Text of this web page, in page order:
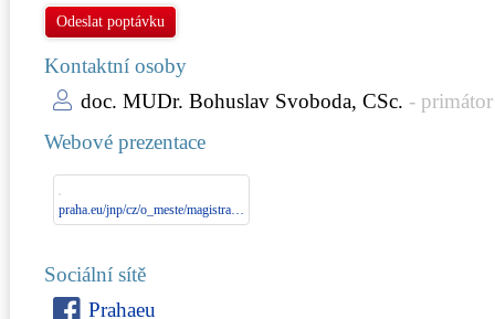
Odeslat poptávku
Kontaktní osoby
doc. MUDr. Bohuslav Svoboda, CSc. - primátor
Webové prezentace
Sociální sítě
Prahaeu